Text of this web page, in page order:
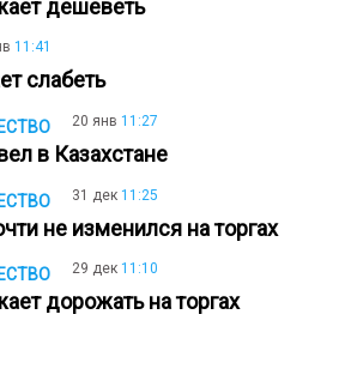
дешеветь
11:41
слабеть
20 янв 11:27
в Казахстане
31 дек 11:25
не изменился на торгах
29 дек 11:10
дорожать на торгах